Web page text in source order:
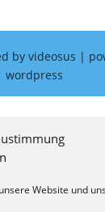
Website und
by videosus |
wordpress